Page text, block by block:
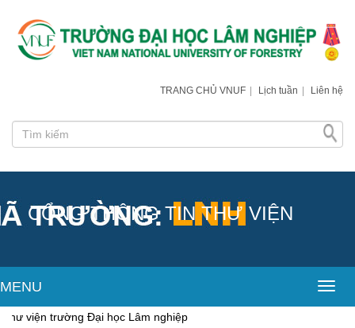
TRANG CHỦ VNUF | Lịch tuần | Liên hệ
CỔNG THÔNG TIN THƯ VIỆN
MENU
trường Đại học Lâm nghiệp